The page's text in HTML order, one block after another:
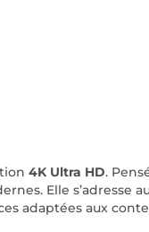
4K Ultra HD.
Elle s’adresse
adaptées aux